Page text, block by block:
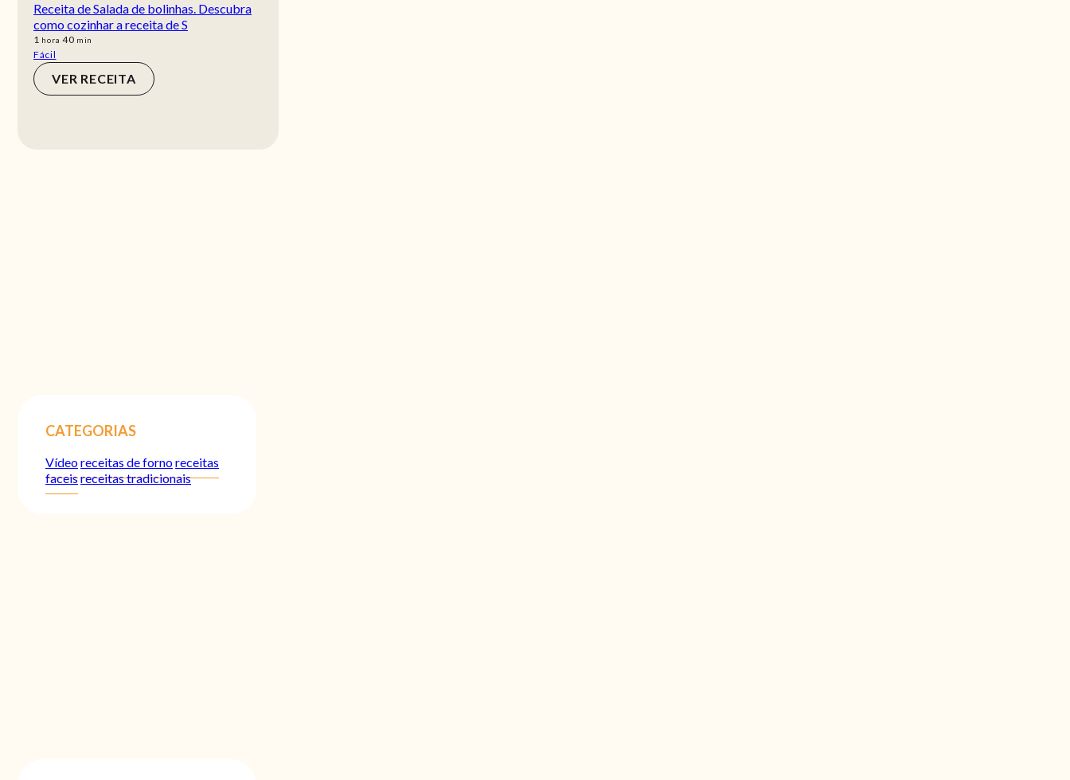
Receita de Salada de bolinhas. Descubra
como cozinhar a receita de S
1 hora
hora 40min
min
Fácil
VER RECEITA
CATEGORIAS
Vídeoreceitas de fornoreceitas
faceisreceitas tradicionais